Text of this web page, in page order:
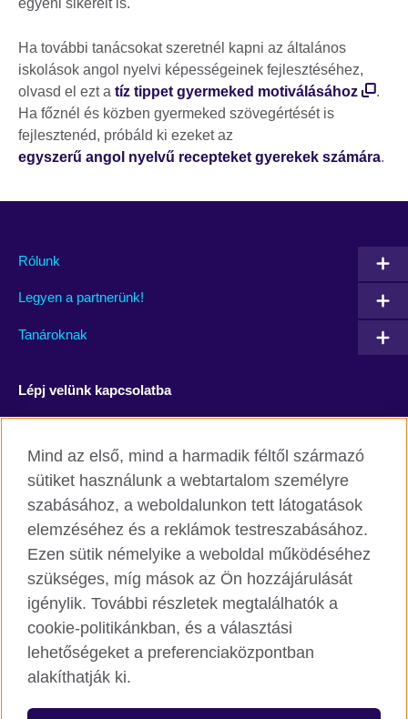
Ha további tanácsokat szeretnél kapni az általános
iskolások angol nyelvi képességeinek fejlesztéséhez,
olvasd el ezt a tíz tippet gyermeked motiválásához
.
Ha főznél és közben gyermeked szövegértését is
fejlesztenéd, próbáld ki ezeket az
egyszerű angol nyelvű recepteket gyerekek számára.
Rólunk
Legyen a partnerünk!
Tanároknak
Lépj velünk kapcsolatba
Instagram Blog
RSS TikTok
British Council világszerte
Adatvédelmi szabályzat
Cookie
Honlaptérkép
Mind az első, mind a harmadik féltől származó
sütiket használunk a webtartalom személyre
szabásához, a weboldalunkon tett látogatások
elemzéséhez és a reklámok testreszabásához.
Ezen sütik némelyike a weboldal működéséhez
szükséges, míg mások az Ön hozzájárulását
igénylik. További részletek megtalálhatók a
cookie-politikánkban, és a választási
lehetőségeket a preferenciaközpontban
alakíthatják ki.